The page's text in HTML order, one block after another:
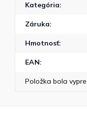
Kategória:
Záruka:
Hmotnosť:
EAN:
Položka bola